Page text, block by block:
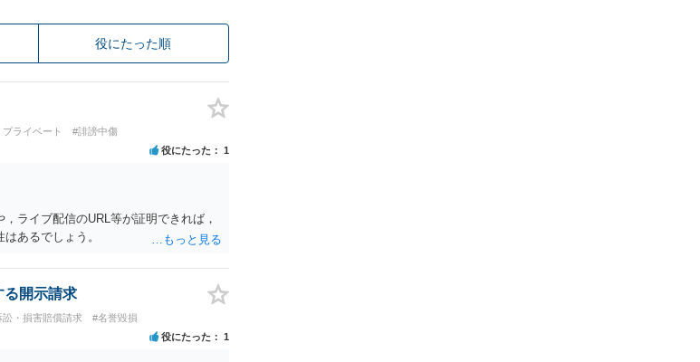
役にたった順
ライベート #誹謗中傷
役にたった 1
ライブ配信のURL等が証明できれば，
あるでしょう。
る開示請求
訟・損害賠償請求 #名誉毀損
役にたった 1